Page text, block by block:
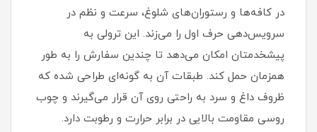
در کافه‌ها و رستوران‌های شلوغ، سرعت و نظم در
سرویس‌دهی حرف اول را می‌زند. این ترولی به
پیشخدمتان امکان می‌دهد تا چندین سفارش را به طور
همزمان حمل کند. طبقات آن به گونه‌ای طراحی شده که
ظروف داغ و سرد به راحتی روی آن قرار می‌گیرند و چوب
روسی مقاومت بالایی در برابر حرارت و رطوبت دارد.